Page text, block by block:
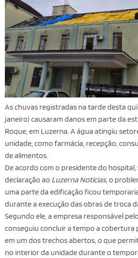
As chuvas registradas na tarde desta
janeiro) causaram danos em parte da
Roque, em Luzerna. A água atingiu
unidade, como farmácia, recepção,
de alimentos.
De acordo com o presidente do hospital,
declaração ao Luzerna Notícias, o
uma parte da edificação ficou
durante a execução das obras de troca
Segundo ele, a empresa responsável
conseguiu concluir a tempo a cobertura
em um dos trechos abertos, o que
no interior da unidade durante o